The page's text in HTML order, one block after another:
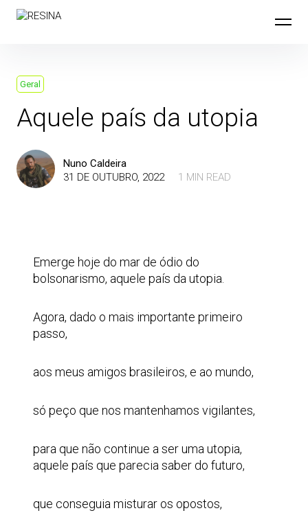
Skip
Geral
Aquele país da utopia
Nuno Caldeira
31 DE OUTUBRO, 2022
1 MIN READ
Emerge hoje do mar de ódio do
bolsonarismo, aquele país da utopia.
Agora, dado o mais importante primeiro
passo,
aos meus amigos brasileiros, e ao mundo,
só peço que nos mantenhamos vigilantes,
para que não continue a ser uma utopia,
aquele país que parecia saber do futuro,
que conseguia misturar os opostos,